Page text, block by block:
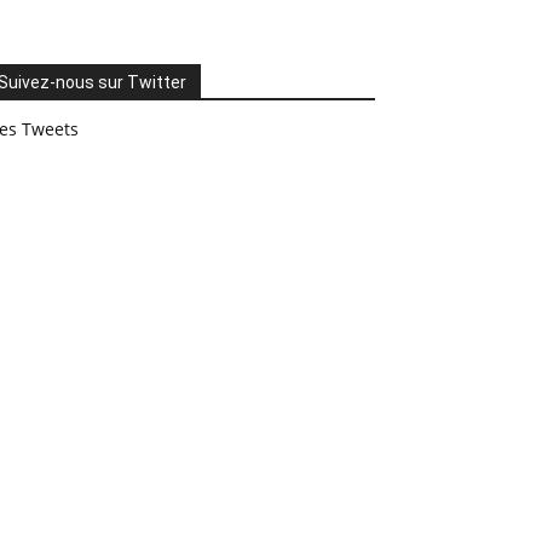
nous sur Twitter
Tweets